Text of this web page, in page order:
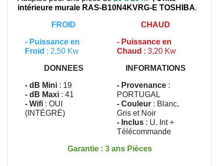
intérieure murale RAS-B10N4KVRG-E TOSHIBA.
FROID
- Puissance en
Froid : 2,50 Kw
CHAUD
- Puissance en
Chaud : 3,20 Kw
DONNEES
- dB Mini : 19
- dB Maxi : 41
- Wifi : OUI
(INTÉGRÉ)
INFORMATIONS
- Provenance :
PORTUGAL
- Couleur : Blanc,
Gris et Noir
- Inclus : U. Int +
Télécommande
Garantie : 3 ans Pièces